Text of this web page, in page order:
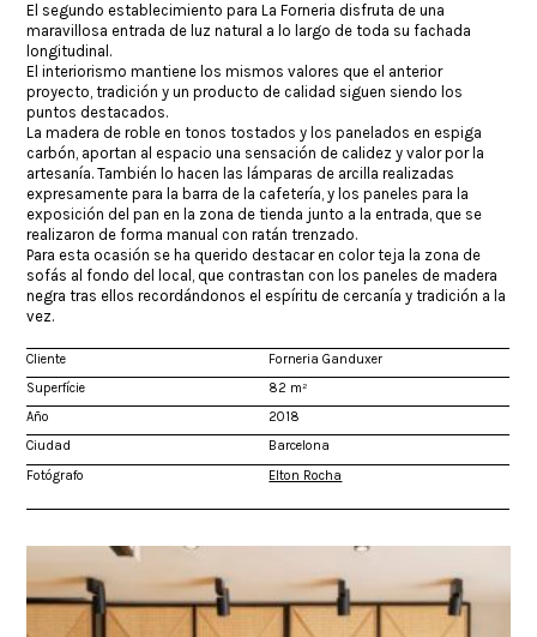
El segundo establecimiento para La Forneria disfruta de una
maravillosa entrada de luz natural a lo largo de toda su fachada
longitudinal.
El interiorismo mantiene los mismos valores que el anterior
proyecto, tradición y un producto de calidad siguen siendo los
puntos destacados.
La madera de roble en tonos tostados y los panelados en espiga
carbón, aportan al espacio una sensación de calidez y valor por la
artesanía. También lo hacen las lámparas de arcilla realizadas
expresamente para la barra de la cafetería, y los paneles para la
exposición del pan en la zona de tienda junto a la entrada, que se
realizaron de forma manual con ratán trenzado.
Para esta ocasión se ha querido destacar en color teja la zona de
sofás al fondo del local, que contrastan con los paneles de madera
negra tras ellos recordándonos el espíritu de cercanía y tradición a la
vez.
Cliente
Forneria Ganduxer
Superfície
82 m²
Año
2018
Ciudad
Barcelona
Fotógrafo
Elton Rocha